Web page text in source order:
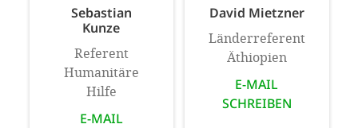
Sebastian
Kunze
Referent
Humanitäre
Hilfe
E-MAIL
David Mietzner
Länderreferent
Äthiopien
E-MAIL
SCHREIBEN